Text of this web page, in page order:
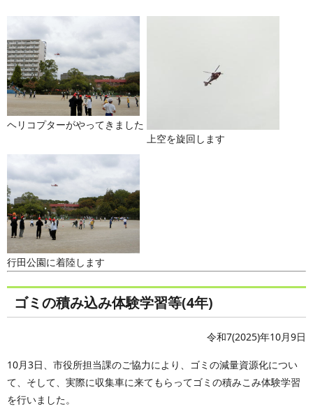
ヘリコプターがやってきました
上空を旋回します
行田公園に着陸します
ゴミの積み込み体験学習等(4年)
令和7(2025)年10月9日
10月3日、市役所担当課のご協力により、ゴミの減量資源化につい
て、そして、実際に収集車に来てもらってゴミの積みこみ体験学習
を行いました。